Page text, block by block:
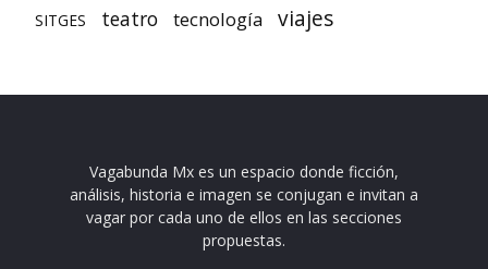
SITGES teatro tecnología viajes
Vagabunda Mx es un espacio donde ficción,
análisis, historia e imagen se conjugan e invitan a
vagar por cada uno de ellos en las secciones
propuestas.